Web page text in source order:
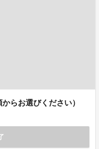
らお選びください）